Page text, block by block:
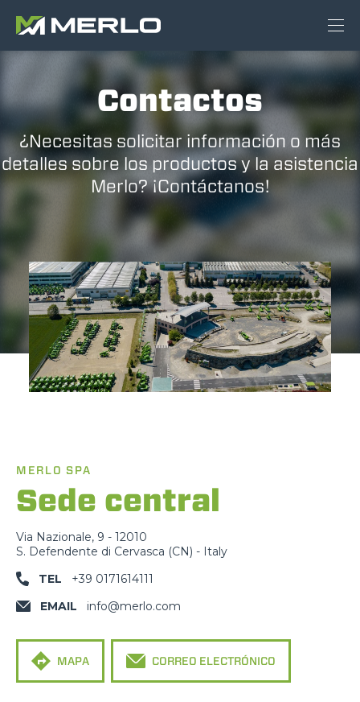
Contactos
¿Necesitas solicitar información o más
detalles sobre los productos y la asistencia
Merlo? ¡Contáctanos!
MERLO SPA
Sede central
Via Nazionale, 9 - 12010
S. Defendente di Cervasca (CN) - Italy
TEL
+39 0171614111
EMAIL
info@merlo.com
MAPA CORREO ELECTRÓNICO